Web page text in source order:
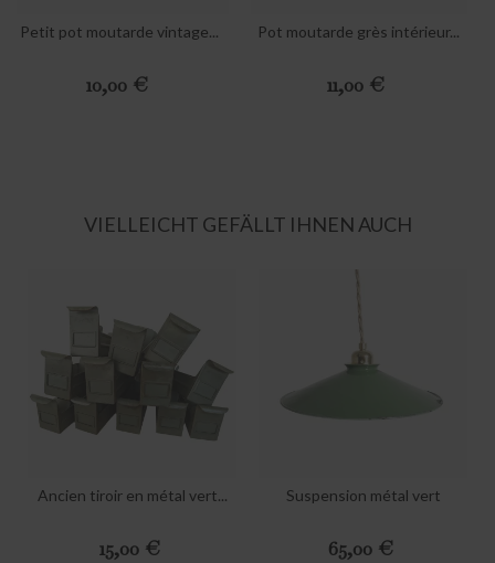
Petit pot moutarde vintage...
Preis
10,00 €
Pot moutarde grès intérieur...
Preis
11,00 €
VIELLEICHT GEFÄLLT IHNEN AUCH
Ancien tiroir en métal vert...
Preis
15,00 €
Suspension métal vert
Preis
65,00 €